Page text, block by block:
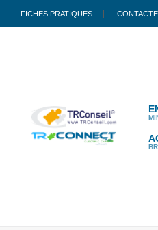
FICHES PRATIQUES